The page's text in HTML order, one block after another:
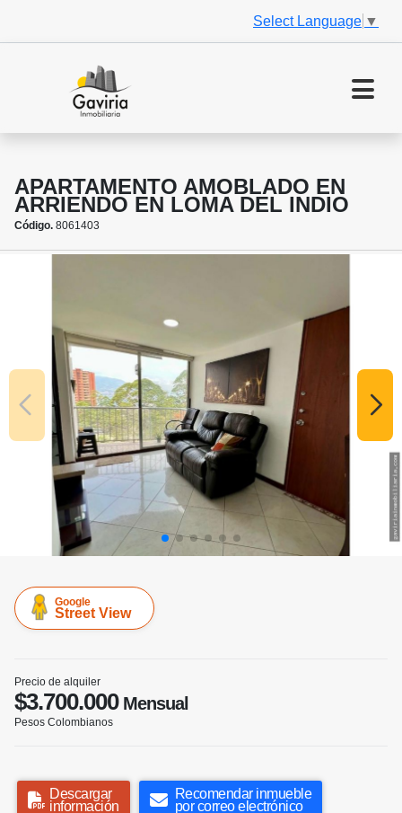
Select Language ▼
APARTAMENTO AMOBLADO EN
ARRIENDO EN LOMA DEL INDIO
Código. 8061403
Google
Street View
Precio de alquiler
$3.700.000Mensual
Pesos Colombianos
Descargar
información
Recomendar inmueble
por correo electrónico